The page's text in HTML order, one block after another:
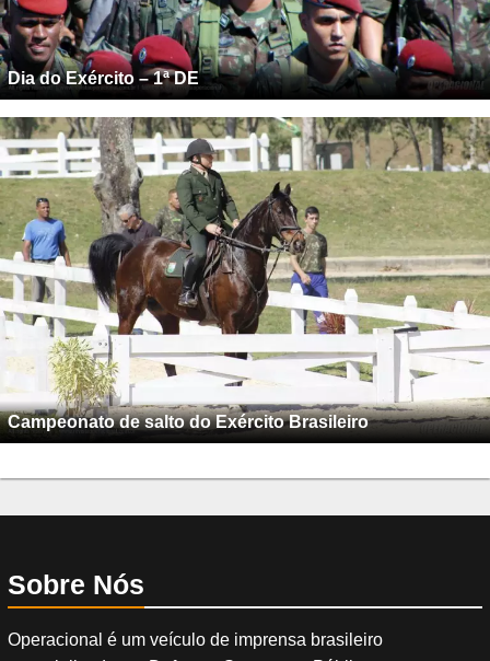
Dia do Exército – 1ª DE
Campeonato de salto do Exército Brasileiro
Sobre Nós
Operacional é um veículo de imprensa brasileiro